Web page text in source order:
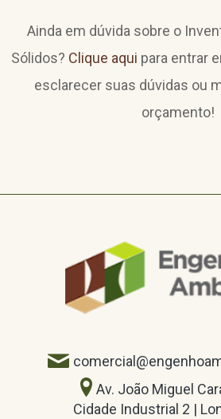
Ainda em dúvida sobre o
Sólidos? Clique aqui para entrar
esclarecer suas dúvidas ou
orçamento!
Av. João Miguel
Cidade Industrial 2 |